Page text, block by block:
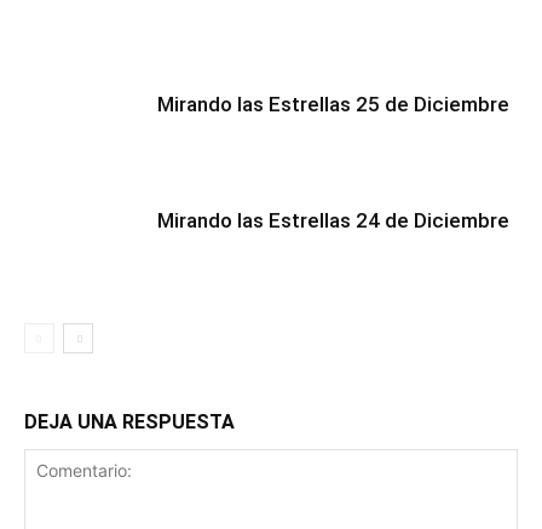
Mirando las Estrellas 25 de Diciembre
Mirando las Estrellas 24 de Diciembre
DEJA UNA RESPUESTA